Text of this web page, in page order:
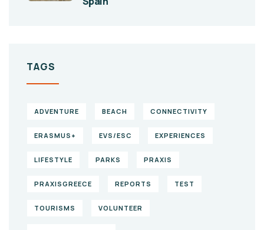
TAGS
ADVENTURE BEACH CONNECTIVITY
ERASMUS+ EVS/ESC EXPERIENCES
LIFESTYLE PARKS PRAXIS
PRAXISGREECE REPORTS TEST
TOURISMS VOLUNTEER